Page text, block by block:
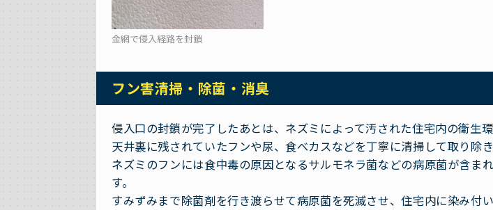
金網で侵入経路を封鎖
フン害清掃・除菌・消臭
侵入口の封鎖が完了したあとは、ネズミによって汚された住宅内の衛生環
天井裏に残されていたフンや尿、食べカスなどを丁寧に清掃して取り除き
ネズミのフンには食中毒の原因となるサルモネラ菌などの病原菌が含ま
す。
すみずみまで除菌剤を行き渡らせて病原菌を死滅させ、住宅内に染み付